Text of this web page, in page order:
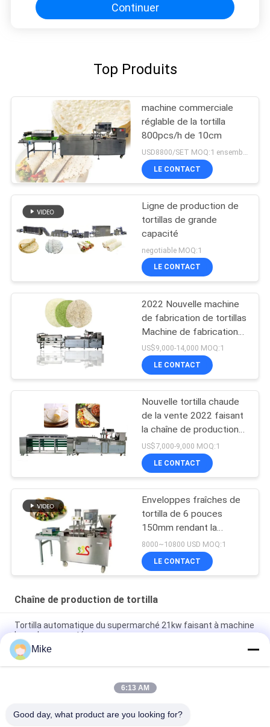
Continuer
Top Produits
machine commerciale
réglable de la tortilla
800pcs/h de 10cm
LE CONTACT
Ligne de production de
tortillas de grande
capacité
negotiable MOQ:1
LE CONTACT
2022 Nouvelle machine
de fabrication de tortillas
Machine de fabrication
de tortillas automatique
BP-650
US$9,000-14,000 MOQ:1
LE CONTACT
Nouvelle tortilla chaude
de la vente 2022 faisant
la chaîne de production
de tortilla de la machine
BP-550
US$7,000-9,000 MOQ:1
LE CONTACT
Enveloppes fraîches de
tortilla de 6 pouces
150mm rendant la
machine complètement
automatique
8000~10800 USD MOQ:1
LE CONTACT
Chaîne de production de tortilla
Tortilla automatique du supermarché 21kw faisant à machine
la couleur argentée
10 - chaîne de production de tortilla de diamètre de 45cm
nouvelle complètement automatique
Une nouvelle machine automatique pour faire du pain à la
Mike
6:13 AM
Good day, what product are you looking for?